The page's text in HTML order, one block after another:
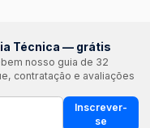
Técnica — grátis
nosso guia de 32
contratação e avaliações
Inscrever-
se